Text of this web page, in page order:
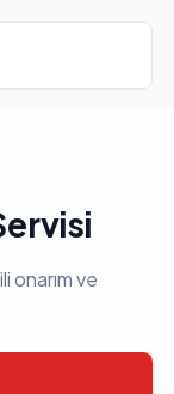
onarım ve